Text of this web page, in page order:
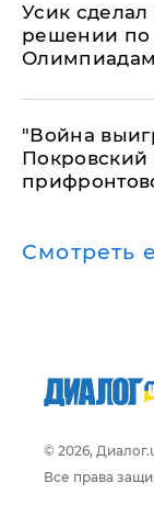
Усик
решении по
Олимпиадам
"Война
Смотреть
© 2026,
Все права